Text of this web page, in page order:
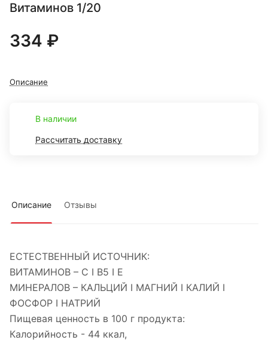
Витаминов 1/20
334 ₽
Описание
В наличии
Рассчитать доставку
Описание Отзывы
ЕСТЕСТВЕННЫЙ ИСТОЧНИК:
ВИТАМИНОВ – С I B5 I E
МИНЕРАЛОВ – КАЛЬЦИЙ I МАГНИЙ I КАЛИЙ I
ФОСФОР I НАТРИЙ
Пищевая ценность в 100 г продукта:
Калорийность - 44 ккал,